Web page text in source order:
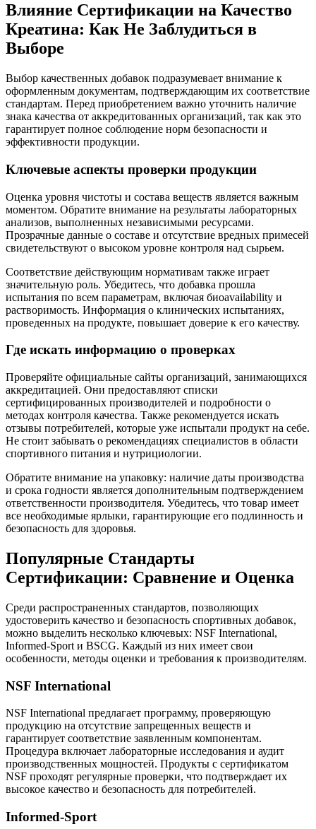
Влияние Сертификации на Качество
Креатина: Как Не Заблудиться в
Выборе
Выбор качественных добавок подразумевает внимание к
оформленным документам, подтверждающим их соответствие
стандартам. Перед приобретением важно уточнить наличие
знака качества от аккредитованных организаций, так как это
гарантирует полное соблюдение норм безопасности и
эффективности продукции.
Ключевые аспекты проверки продукции
Оценка уровня чистоты и состава веществ является важным
моментом. Обратите внимание на результаты лабораторных
анализов, выполненных независимыми ресурсами.
Прозрачные данные о составе и отсутствие вредных примесей
свидетельствуют о высоком уровне контроля над сырьем.
Соответствие действующим нормативам также играет
значительную роль. Убедитесь, что добавка прошла
испытания по всем параметрам, включая биоavailability и
растворимость. Информация о клинических испытаниях,
проведенных на продукте, повышает доверие к его качеству.
Где искать информацию о проверках
Проверяйте официальные сайты организаций, занимающихся
аккредитацией. Они предоставляют списки
сертифицированных производителей и подробности о
методах контроля качества. Также рекомендуется искать
отзывы потребителей, которые уже испытали продукт на себе.
Не стоит забывать о рекомендациях специалистов в области
спортивного питания и нутрициологии.
Обратите внимание на упаковку: наличие даты производства
и срока годности является дополнительным подтверждением
ответственности производителя. Убедитесь, что товар имеет
все необходимые ярлыки, гарантирующие его подлинность и
безопасность для здоровья.
Популярные Стандарты
Сертификации: Сравнение и Оценка
Среди распространенных стандартов, позволяющих
удостоверить качество и безопасность спортивных добавок,
можно выделить несколько ключевых: NSF International,
Informed-Sport и BSCG. Каждый из них имеет свои
особенности, методы оценки и требования к производителям.
NSF International
NSF International предлагает программу, проверяющую
продукцию на отсутствие запрещенных веществ и
гарантирует соответствие заявленным компонентам.
Процедура включает лабораторные исследования и аудит
производственных мощностей. Продукты с сертификатом
NSF проходят регулярные проверки, что подтверждает их
высокое качество и безопасность для потребителей.
Informed-Sport